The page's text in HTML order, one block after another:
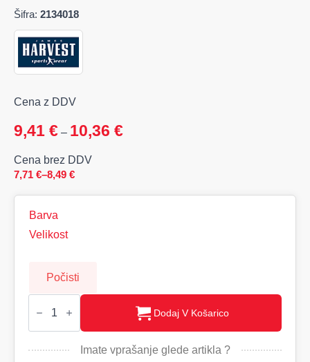
Šifra: 2134018
Cena z DDV
9,41 € – 10,36 €
Cena brez DDV
7,71 €–8,49 €
Cenovni
7,71 €
8,49 €
Barva
Velikost
Počisti
AMERICAN
majica
izrez,
Dodaj V Košarico
Imate vprašanje glede artikla ?